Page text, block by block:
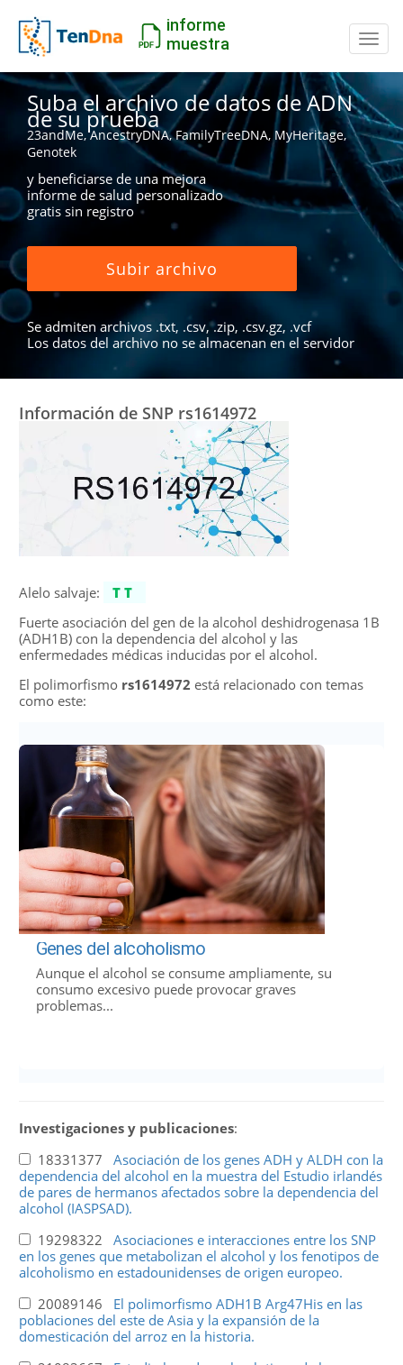
informe
muestra
Suba el archivo de datos de ADN
de su prueba
23andMe, AncestryDNA, FamilyTreeDNA, MyHeritage,
Genotek
y beneficiarse de una mejora
informe de salud personalizado
gratis sin registro
Subir archivo
Se admiten archivos .txt, .csv, .zip, .csv.gz, .vcf
Los datos del archivo no se almacenan en el servidor
Información de SNP rs1614972
Alelo salvaje:
TT
Fuerte asociación del gen de la alcohol deshidrogenasa 1B
(ADH1B) con la dependencia del alcohol y las
enfermedades médicas inducidas por el alcohol.
El polimorfismo rs1614972 está relacionado con temas
como este:
Genes del alcoholismo
Aunque el alcohol se consume ampliamente, su
consumo excesivo puede provocar graves
problemas...
Investigaciones y publicaciones:
18331377 Asociación de los genes ADH y ALDH con la
dependencia del alcohol en la muestra del Estudio irlandés
de pares de hermanos afectados sobre la dependencia del
alcohol (IASPSAD).
19298322 Asociaciones e interacciones entre los SNP
en los genes que metabolizan el alcohol y los fenotipos de
alcoholismo en estadounidenses de origen europeo.
20089146 El polimorfismo ADH1B Arg47His en las
poblaciones del este de Asia y la expansión de la
domesticación del arroz en la historia.